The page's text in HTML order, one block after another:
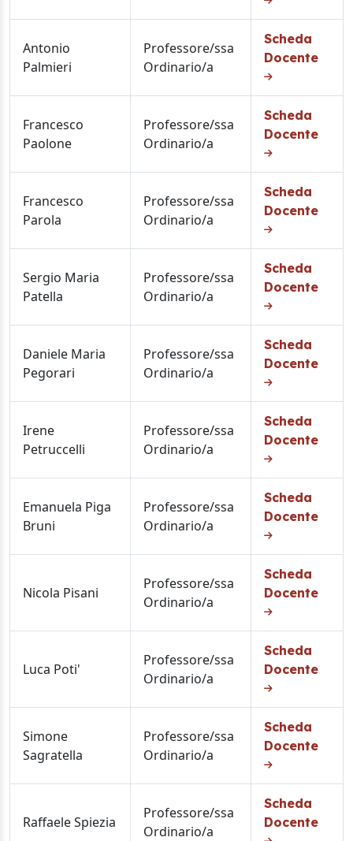
Antonio
Palmieri
Professore/ssa
Ordinario/a
Scheda
Docente
Francesco
Paolone
Professore/ssa
Ordinario/a
Scheda
Docente
Francesco
Parola
Professore/ssa
Ordinario/a
Scheda
Docente
Sergio Maria
Patella
Professore/ssa
Ordinario/a
Scheda
Docente
Daniele Maria
Pegorari
Professore/ssa
Ordinario/a
Scheda
Docente
Irene
Petruccelli
Professore/ssa
Ordinario/a
Scheda
Docente
Emanuela Piga
Bruni
Professore/ssa
Ordinario/a
Scheda
Docente
Nicola Pisani
Professore/ssa
Ordinario/a
Scheda
Docente
Luca Poti'
Professore/ssa
Ordinario/a
Scheda
Docente
Simone
Sagratella
Professore/ssa
Ordinario/a
Scheda
Docente
Raffaele Spiezia
Professore/ssa
Ordinario/a
Scheda
Docente